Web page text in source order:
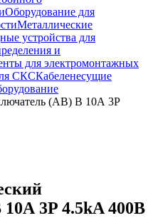
Оборудование для
Металлические
устройства для
и
для электромонтажных
СКСКабеленесущие
(АВ) B 10А 3P
3P 4.5kA 400В